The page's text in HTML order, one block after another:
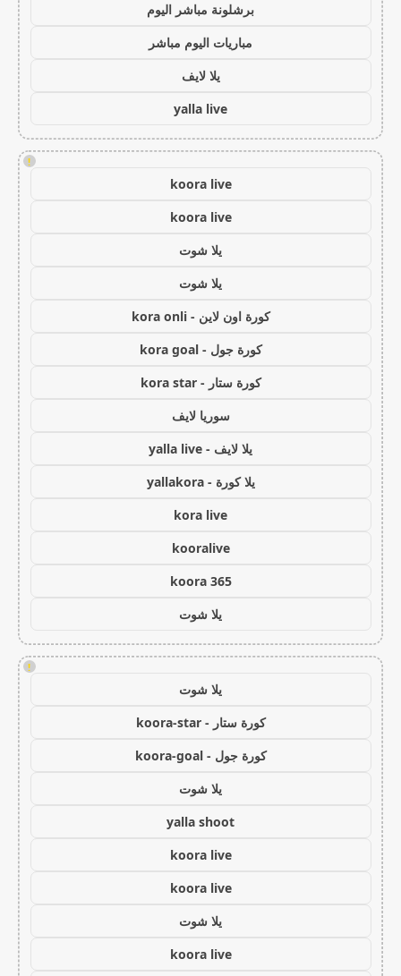
برشلونة مباشر اليوم
مباريات اليوم مباشر
يلا لايف
yalla live
!
koora live
koora live
يلا شوت
يلا شوت
كورة اون لاين - kora onli
كورة جول - kora goal
كورة ستار - kora star
سوريا لايف
يلا لايف - yalla live
يلا كورة - yallakora
kora live
kooralive
koora 365
يلا شوت
!
يلا شوت
كورة ستار - koora-star
كورة جول - koora-goal
يلا شوت
yalla shoot
koora live
koora live
يلا شوت
koora live